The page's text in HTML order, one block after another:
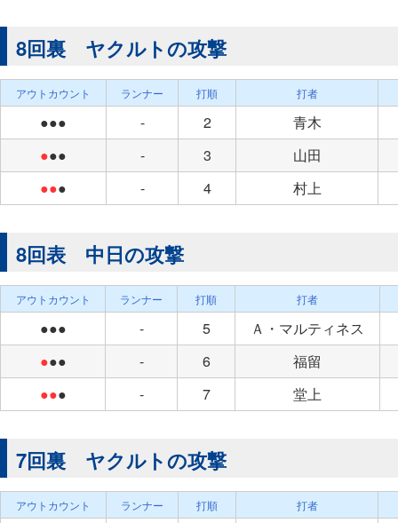
8回裏 ヤクルトの攻撃
アウトカウント ランナー 打順 打者
●●● - 2
青木
●●● - 3
山田
●●● - 4 村上
8回表 中日の攻撃
アウトカウント ランナー 打順 打者
●●● - 5
Ａ・マルティネス
●●● - 6
福留
●●● - 7 堂上
7回裏 ヤクルトの攻撃
アウトカウント ランナー 打順 打者